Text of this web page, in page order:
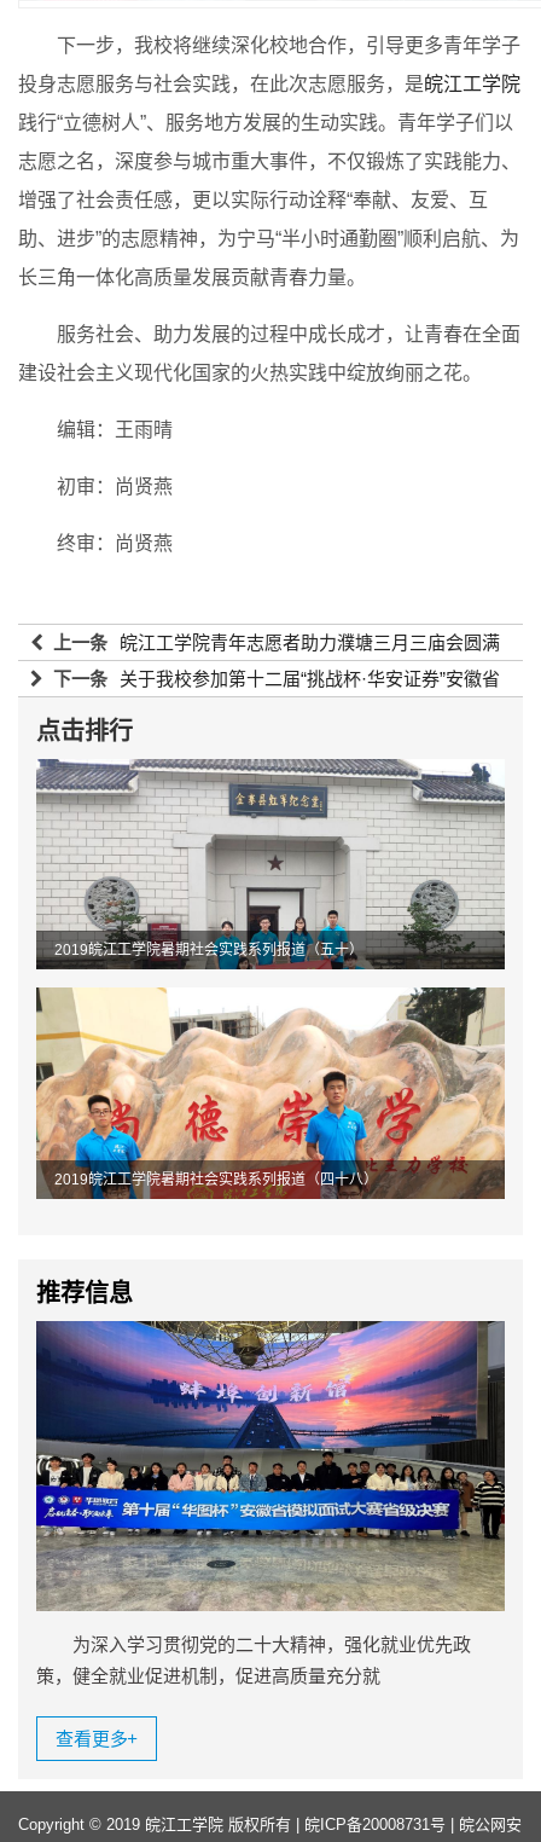
下一步，我校将继续深化校地合作，引导更多青年学子
投身志愿服务与社会实践，在此次志愿服务，是皖江工学院
践行“立德树人”、服务地方发展的生动实践。青年学子们以
志愿之名，深度参与城市重大事件，不仅锻炼了实践能力、
增强了社会责任感，更以实际行动诠释“奉献、友爱、互
助、进步”的志愿精神，为宁马“半小时通勤圈”顺利启航、为
长三角一体化高质量发展贡献青春力量。
服务社会、助力发展的过程中成长成才，让青春在全面
建设社会主义现代化国家的火热实践中绽放绚丽之花。
编辑：王雨晴
初审：尚贤燕
终审：尚贤燕
上一条
皖江工学院青年志愿者助力濮塘三月三庙会圆满
举办
2026-04-23 17:56:03
下一条
关于我校参加第十二届“挑战杯·华安证券”安徽省
大学生创业计划竞赛名单的公示
点击排行
2019皖江工学院暑期社会实践系列报道（五十）
2019皖江工学院暑期社会实践系列报道（四十八）
推荐信息
为深入学习贯彻党的二十大精神，强化就业优先政
策，健全就业促进机制，促进高质量充分就
查看更多+
Copyright © 2019 皖江工学院 版权所有 | 皖ICP备20008731号 | 皖公网安